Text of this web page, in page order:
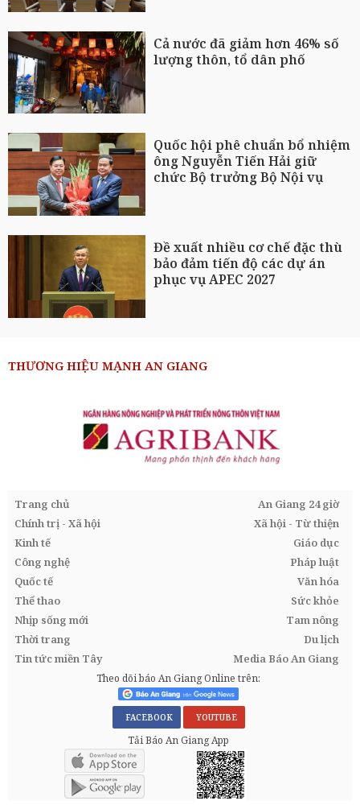
Cả nước đã giảm hơn 46% số
lượng thôn, tổ dân phố
Quốc hội phê chuẩn bổ nhiệm
ông Nguyễn Tiến Hải giữ
chức Bộ trưởng Bộ Nội vụ
Đề xuất nhiều cơ chế đặc thù
bảo đảm tiến độ các dự án
phục vụ APEC 2027
THƯƠNG HIỆU MẠNH AN GIANG
Trang chủ
An Giang 24 giờ
Chính trị - Xã hội
Xã hội - Từ thiện
Kinh tế
Giáo dục
Công nghệ
Pháp luật
Quốc tế
Văn hóa
Thể thao
Sức khỏe
Nhịp sống mới
Tam nông
Thời trang
Du lịch
Tin tức miền Tây
Media Báo An Giang
Theo dõi báo An Giang Online trên:
FACEBOOK YOUTUBE
Tải Báo An Giang App